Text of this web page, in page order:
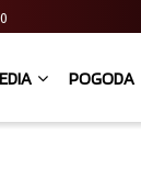
20
POGODA